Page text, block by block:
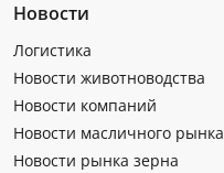
Новости
Логистика
Новости животноводства
Новости компаний
Новости масличного рынка
Новости рынка зерна